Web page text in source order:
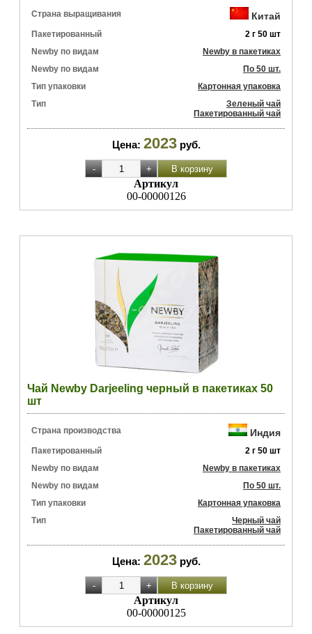
Страна выращивания Китай
Пакетированный
2 г 50 шт
Newby по видам
Newby в пакетиках
Newby по видам
По 50 шт.
Тип упаковки
Картонная упаковка
Тип
Зеленый чай
Пакетированный чай
Цена: 2023 руб.
Артикул
00-00000126
Чай Newby Darjeeling черный в пакетиках 50
шт
Страна производства Индия
Пакетированный
2 г 50 шт
Newby по видам
Newby в пакетиках
Newby по видам
По 50 шт.
Тип упаковки
Картонная упаковка
Тип
Черный чай
Пакетированный чай
Цена: 2023 руб.
Артикул
00-00000125